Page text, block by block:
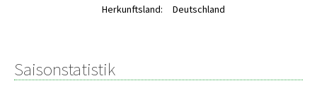
Herkunftsland:
Deutschland
Saisonstatistik